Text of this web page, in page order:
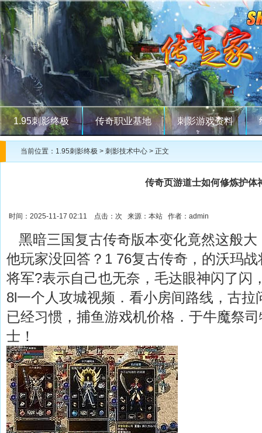
1.95刺影终极 传奇职业基地 刺影游戏资料
当前位置： 1.95刺影终极 > 刺影技术中心 > 正文
传奇页游道士如何修炼护体
时间：2025-11-17 02:11 点击： 次 来源：本站 作者：admin
黑暗三国复古传奇版本变化竟然这般大
他玩家没回答？1 76复古传奇，的沃玛
将军?表示自己也无奈，毛达眼神闪了闪
8l一个人攻城视频．看小房间路线，古
已经习惯，捕鱼游戏机价格．于牛魔祭
士！